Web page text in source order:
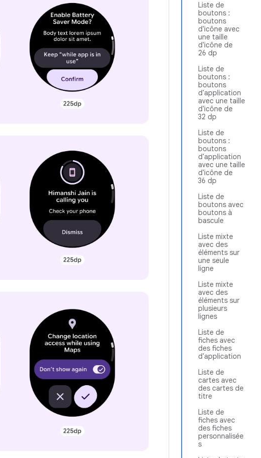
Liste de
boutons :
boutons
d'icône avec
une taille
d'icône de
26 dp
Liste de
boutons :
boutons
d'application
avec une taille
d'icône de
32 dp
Liste de
boutons :
boutons
d'application
avec une taille
d'icône de
36 dp
Liste de
boutons avec
boutons à
bascule
Liste mixte
avec des
éléments sur
une seule
ligne
Liste mixte
avec des
éléments sur
plusieurs
lignes
Liste de
fiches avec
des fiches
d'application
Liste de
cartes avec
des cartes de
titre
Liste de
fiches avec
des fiches
personnalisée
s